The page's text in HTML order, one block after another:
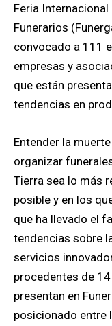
Feria
Funerarios
convocado a 111
empresas y
que están
tendencias en
Entender la
organizar
Tierra sea lo más
posible y en los
que ha llevado el
tendencias sobre
servicios
procedentes de
presentan en
posicionado entre